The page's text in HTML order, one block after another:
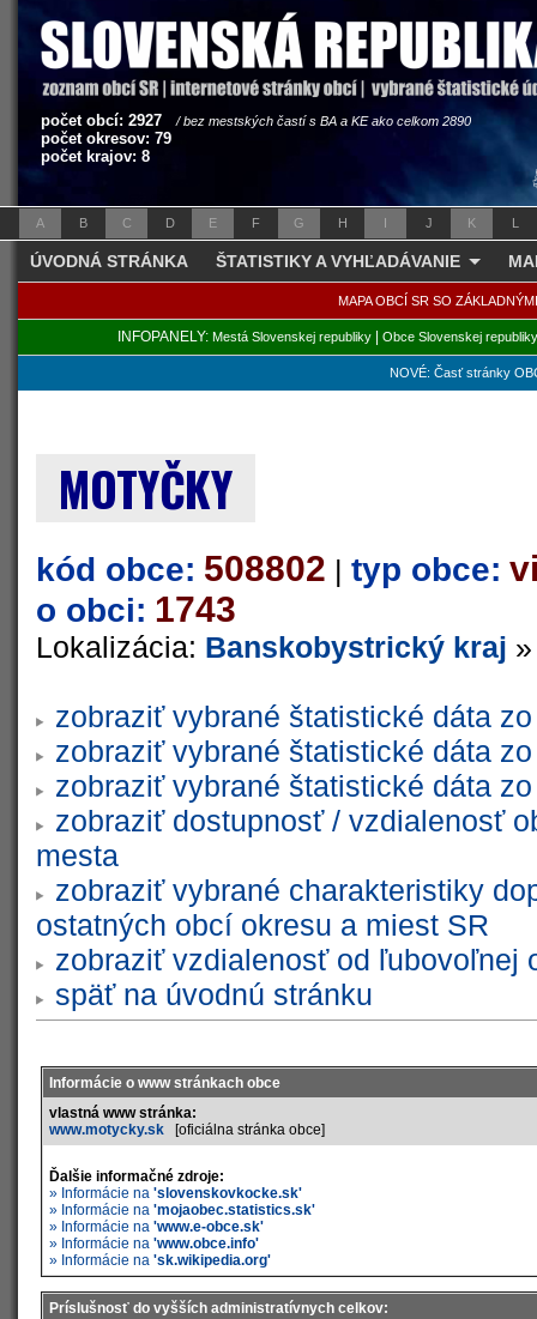
počet obcí: 2927 / bez mestských častí s BA a KE ako celkom 2890
počet okresov: 79
počet krajov: 8
A B C D E F G H I J K L
ÚVODNÁ STRÁNKA ŠTATISTIKY A VYHĽADÁVANIE
MAPA OBCÍ SR SO
INFOPANELY: Mestá Slovenskej republiky| Obce Slovenskej republiky
NOVÉ: Časť stránky
MOTYČKY
kód obce: 508802 | typ obce:
o obci: 1743
Lokalizácia: Banskobystrický kraj
zobraziť vybrané štatistické dáta
zobraziť vybrané štatistické dáta
zobraziť vybrané štatistické dáta
zobraziť dostupnosť / vzdialenosť
mesta
zobraziť vybrané charakteristiky
ostatných obcí okresu a miest SR
zobraziť vzdialenosť od ľubovoľnej
späť na úvodnú stránku
Informácie o www stránkach obce
vlastná www stránka:
www.motycky.sk [oficiálna stránka obce]
Ďalšie informačné zdroje:
» Informácie na 'slovenskovkocke.sk'
» Informácie na 'mojaobec.statistics.sk'
» Informácie na 'www.e-obce.sk'
» Informácie na 'www.obce.info'
» Informácie na 'sk.wikipedia.org'
Príslušnosť do vyšších administratívnych celkov: